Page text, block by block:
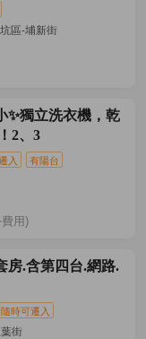
區-埔新街
✨獨立洗衣機，乾
2、3
入 有陽台
用)
房.含第四台.網路.
隨時可遷入
街